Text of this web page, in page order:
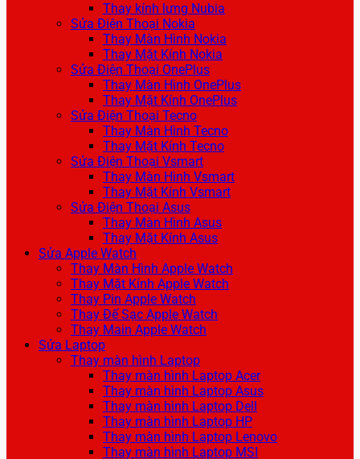
Thay kính lưng Nubia
Sửa Điện Thoại Nokia
Thay Màn Hình Nokia
Thay Mặt Kính Nokia
Sửa Điện Thoại OnePlus
Thay Màn Hình OnePlus
Thay Mặt Kính OnePlus
Sửa Điện Thoại Tecno
Thay Màn Hình Tecno
Thay Mặt Kính Tecno
Sửa Điện Thoại Vsmart
Thay Màn Hình Vsmart
Thay Mặt Kính Vsmart
Sửa Điện Thoại Asus
Thay Màn Hình Asus
Thay Mặt Kính Asus
Sửa Apple Watch
Thay Màn Hình Apple Watch
Thay Mặt Kính Apple Watch
Thay Pin Apple Watch
Thay Đế Sạc Apple Watch
Thay Main Apple Watch
Sửa Laptop
Thay màn hình Laptop
Thay màn hình Laptop Acer
Thay màn hình Laptop Asus
Thay màn hình Laptop Dell
Thay màn hình Laptop HP
Thay màn hình Laptop Lenovo
Thay màn hình Laptop MSI